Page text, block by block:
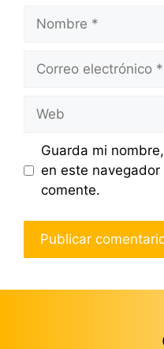
Nombre
Correo
Web
Guarda mi
en este
comente.